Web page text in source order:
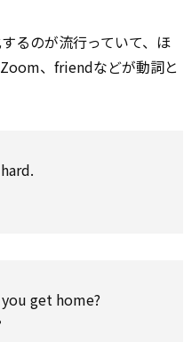
るのが流行っていて、ほ
、friendなどが動詞と
get home?